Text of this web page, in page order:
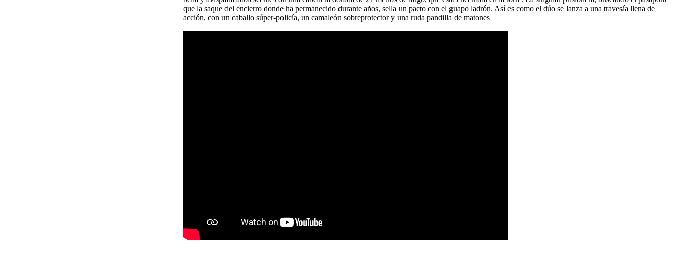
que la saque del encierro donde ha permanecido durante años, sella un pacto con el guapo ladrón. Así es como el dúo se lanza a una travesía llena de
acción, con un caballo súper-policía, un camaleón sobreprotector y una ruda pandilla de matones